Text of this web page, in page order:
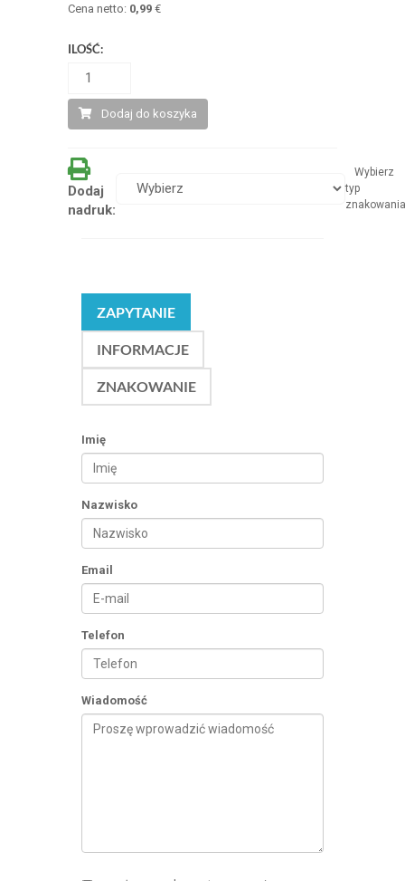
Cena netto: 0,99€
ILOŚĆ:
Dodaj do koszyka
Dodaj
nadruk:
Wybierz
typ
znakowania
ZAPYTANIE
INFORMACJE
ZNAKOWANIE
Imię
Nazwisko
Email
Telefon
Wiadomość